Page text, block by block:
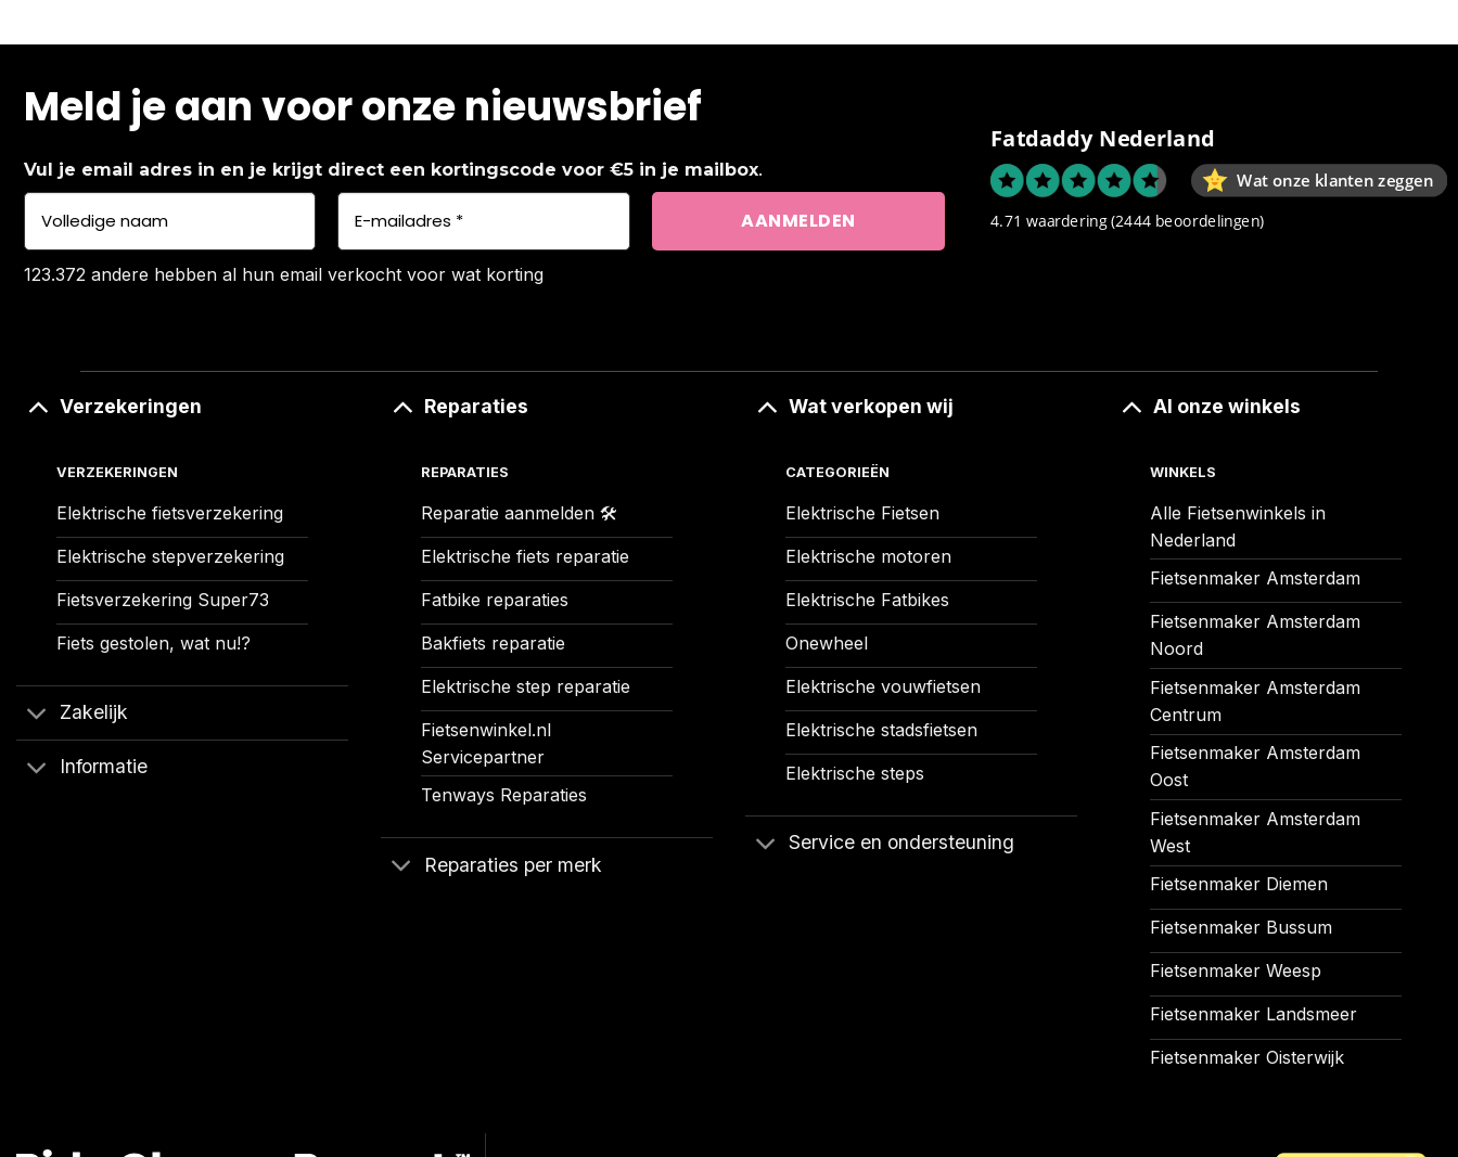
Meld je aan voor onze nieuwsbrief
Vul je email adres in en je krijgt direct een kortingscode voor €5 in je mailbox.
123.372 andere hebben al hun email verkocht voor wat korting
Fatdaddy Nederland
Wat onze klanten zeggen
4.71 waardering (2444 beoordelingen)
Verzekeringen
VERZEKERINGEN
Elektrische fietsverzekering
Elektrische stepverzekering
Fietsverzekering Super73
Fiets gestolen, wat nu!?
Zakelijk
Informatie
Reparaties
REPARATIES
Reparatie aanmelden 🛠️
Elektrische fiets reparatie
Fatbike reparaties
Bakfiets reparatie
Elektrische step reparatie
Fietsenwinkel.nl
Servicepartner
Tenways Reparaties
Reparaties per merk
Wat verkopen wij
CATEGORIEËN
Elektrische Fietsen
Elektrische motoren
Elektrische Fatbikes
Onewheel
Elektrische vouwfietsen
Elektrische stadsfietsen
Elektrische steps
Service en ondersteuning
Al onze winkels
WINKELS
Alle Fietsenwinkels in
Nederland
Fietsenmaker Amsterdam
Fietsenmaker Amsterdam
Noord
Fietsenmaker Amsterdam
Centrum
Fietsenmaker Amsterdam
Oost
Fietsenmaker Amsterdam
West
Fietsenmaker Diemen
Fietsenmaker Bussum
Fietsenmaker Weesp
Fietsenmaker Landsmeer
Fietsenmaker Oisterwijk